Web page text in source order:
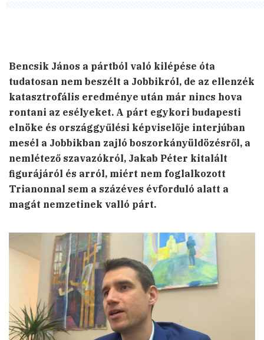
Bencsik János a pártból való kilépése óta
tudatosan nem beszélt a Jobbikról, de az ellenzék
katasztrofális eredménye után már nincs hova
rontani az esélyeket. A párt egykori budapesti
elnöke és országgyűlési képviselője interjúban
mesél a Jobbikban zajló boszorkányüldözésről, a
nemlétező szavazókról, Jakab Péter kitalált
figurájáról és arról, miért nem foglalkozott
Trianonnal sem a százéves évforduló alatt a
magát nemzetinek valló párt.